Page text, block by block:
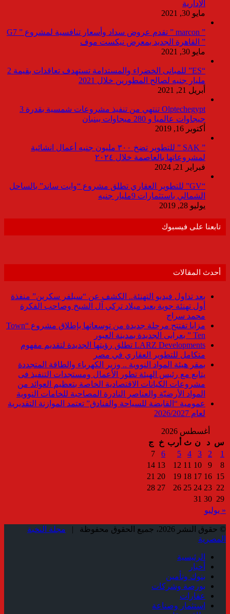
الإدارية
مايو 30, 2021
” marcon ” تقدم عروض سداد وأسعار تنافسية لمشروع ” G7
” القاهرة الجديد بمعرض نيكست موف
مايو 30, 2021
“ES” للمبانى الخضراء والمستدامة تستهدف تعاقدات بقيمة 2
مليار جنيه لصالح المطورين خلال 2021
أبريل 21, 2021
Olptechegypt تنتهي من تنفيذ مشروعات شمسية بقدرة 3
جيجاوات عالميا و 280 ميجاوات ببنبان
أكتوبر 16, 2019
” SAK ” للتطوير تضخ ٣٠٠ مليون جنيه أعمال انشائية
لمشروعاتها بالعاصمة خلال ٢٠٢٤
فبراير 21, 2024
“GV” للتطوير العقاري تطلق مشروع “وايت ساند” بالساحل
الشمالي باستثمارات 9مليار جنيه
يوليو 28, 2019
تابعنا على فيسبوك
أحدث المقالات
بعد تداول فيديو التهنئة.. الكشف عن “سيلفر سكرين” منفذة
أول تهنئة جوية بعيد ميلاد تركي آل الشيخ وصاحب الفكرة
محمد سراج
مزايا تفتتح مرحلة جديدة من توسعاتها بإطلاق مشروع “Town
Ten ” بعرابى الجديدة بمدينة العبور
LARZ Developments تطلق رؤيتها الجديدة لتقديم مفهوم
متكامل للتطوير العقاري في مصر
بمقر هيئة المواد النووية .. وزير الكهرباء والطاقة المتجددة
يتابع مع رئيس الهيئة تطور الأعمال ومستجدات التنفيذ فى
مشروعات الكيانات الاقتصادية الخاصة بتعظيم العوائد من
المواد الأرضيّة والعناصر النادرة المصاحبة للخامات النووية
عمومية “القابضة للسياحة والفنادق” تعتمد الموازنة التقديرية
لعام 2026/2027
أغسطس 2026
س د ن ث أرب خ
ج
1
2
3
4
5
6
7
8
9
10
11
12
13
14
15
16
17
18
19
20
21
22
23
24
25
26
27
28
29
30
31
« يوليو
© حقوق النشر 2026، جميع الحقوق محفوظة |
مجلة النخبة
المصرية
الرئيسية
أخبار
بنوك وتأمين
بورصة وشركات
عقارات
استثمار وصناعة